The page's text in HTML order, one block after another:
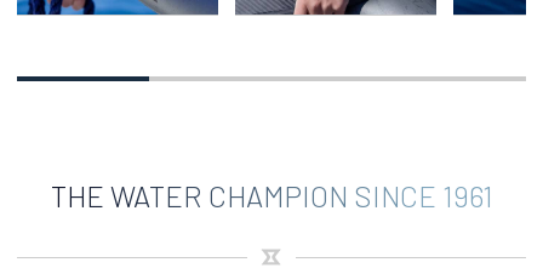
THE WATER CHAMPION SINCE 1961